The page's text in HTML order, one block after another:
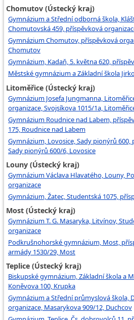
Chomutov (Ústecký kraj)
Gymnázium a Střední odborná škola,
Chomutovská 459, příspěvková
Gymnázium Chomutov, příspěvková
Chomutov
Gymnázium, Kadaň, 5. května 620,
Městské gymnázium a Základní škola
Litoměřice (Ústecký kraj)
Gymnázium Josefa Jungmanna,
organizace, Svojsíkova 1015/1a,
Gymnázium Roudnice nad Labem,
175, Roudnice nad Labem
Gymnázium, Lovosice, Sady pionýrů 600,
Sady pionýrů 600/6, Lovosice
Louny (Ústecký kraj)
Gymnázium Václava Hlavatého, Louny,
organizace
Gymnázium, Žatec, Studentská 1075,
Most (Ústecký kraj)
Gymnázium T. G. Masaryka, Litvínov,
organizace
Podkrušnohorské gymnázium, Most,
armády 1530/29, Most
Teplice (Ústecký kraj)
Biskupské gymnázium, Základní škola a
Koněvova 100, Krupka
Gymnázium a Střední průmyslová škola,
organizace, Masarykova 909/12, Duchcov